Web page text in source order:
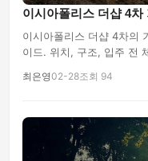
이시아폴리스 더샵 4
이시아폴리스 더샵 4차의
이드. 위치, 구조, 입주 전
최은영02-28조회 94